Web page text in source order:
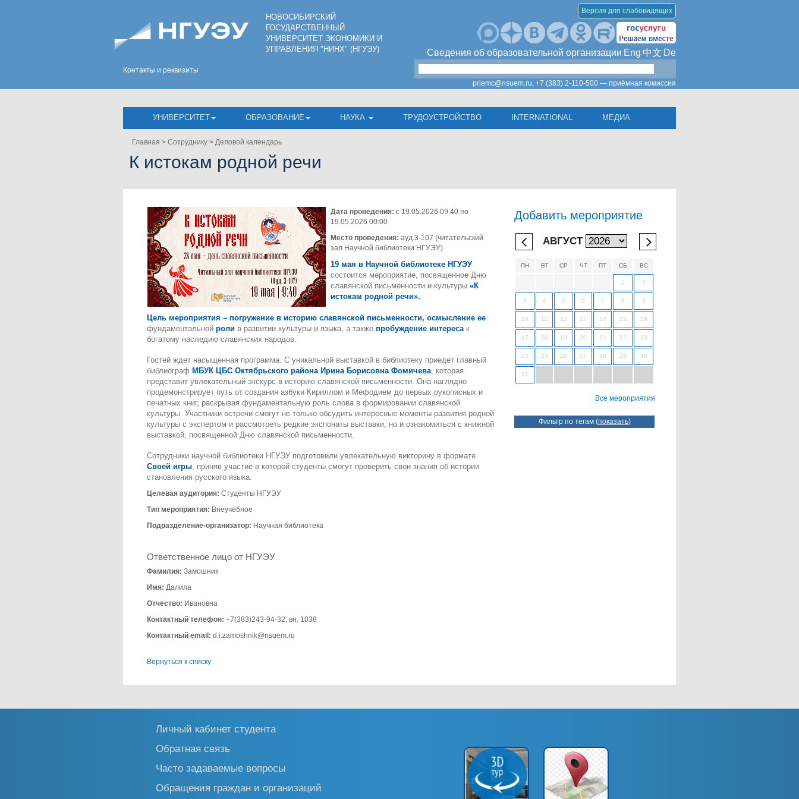
Контакты и реквизиты
НОВОСИБИРСКИЙ
ГОСУДАРСТВЕННЫЙ
УНИВЕРСИТЕТ ЭКОНОМИКИ И
УПРАВЛЕНИЯ "НИНХ" (НГУЭУ)
Версия для слабовидящих
Сведения об образовательной организации Eng 中文 De
priemc@nsuem.ru, +7 (383) 2-110-500 — приёмная комиссия
УНИВЕРСИТЕТ ОБРАЗОВАНИЕ НАУКА ТРУДОУСТРОЙСТВО INTERNATIONAL МЕДИА
Главная > Сотруднику > Деловой календарь
К истокам родной речи
Добавить мероприятие
АВГУСТ
ПН ВТ СР ЧТ ПТ СБ ВС
1 2
3 4 5 6 7 8 9
10 11 12 13 14 15 16
17 18 19 20 21 22 23
24 25 26 27 28 29 30
31
Все мероприятия
Фильтр по тегам (показать)
Дата проведения: с 19.05.2026 09:40 по
19.05.2026 00:00
Место проведения: ауд.3-107 (читательский
зал Научной библиотеки НГУЭУ)
19 мая в Научной библиотеке НГУЭУ
состоится мероприятие, посвященное Дню
славянской письменности и культуры «К
истокам родной речи».
Цель мероприятия – погружение в историю славянской письменности, осмысление ее
фундаментальной роли в развитии культуры и языка, а также пробуждение интереса к
богатому наследию славянских народов.
Гостей ждет насыщенная программа. С уникальной выставкой в библиотеку приедет главный
библиограф МБУК ЦБС Октябрьского района Ирина Борисовна Фомичева, которая
представит увлекательный экскурс в историю славянской письменности. Она наглядно
продемонстрирует путь от создания азбуки Кириллом и Мефодием до первых рукописных и
печатных книг, раскрывая фундаментальную роль слова в формировании славянской
культуры. Участники встречи смогут не только обсудить интересные моменты развития родной
культуры с экспертом и рассмотреть редкие экспонаты выставки, но и ознакомиться с книжной
выставкой, посвященной Дню славянской письменности.
Сотрудники научной библиотеки НГУЭУ подготовили увлекательную викторину в формате
Своей игры, приняв участие в которой студенты смогут проверить свои знания об истории
становления русского языка.
Целевая аудитория: Студенты НГУЭУ
Тип мероприятия: Внеучебное
Подразделение-организатор: Научная библиотека
Ответственное лицо от НГУЭУ
Фамилия: Замошник
Имя: Далила
Отчество: Ивановна
Контактный телефон: +7(383)243-94-32, вн. 1038
Контактный email: d.i.zamoshnik@nsuem.ru
Вернуться к списку
Личный кабинет студента
Обратная связь
Часто задаваемые вопросы
Обращения граждан и организаций